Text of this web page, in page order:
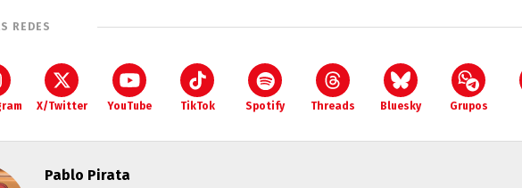
REDES
X/Twitter YouTube TikTok Spotify Threads Bluesky Grupos
Pablo Pirata